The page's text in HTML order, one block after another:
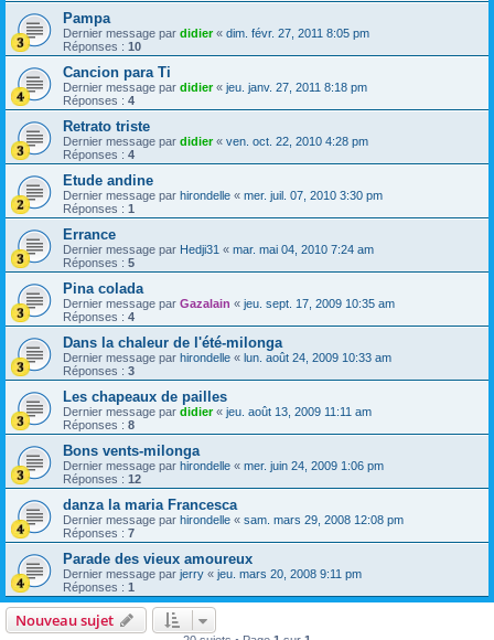
Pampa
Dernier message par didier« dim. févr. 27, 2011 8:05 pm
Réponses : 10
Cancion para Ti
Dernier message par didier« jeu. janv. 27, 2011 8:18 pm
Réponses : 4
Retrato triste
Dernier message par didier« ven. oct. 22, 2010 4:28 pm
Réponses : 4
Etude andine
Dernier message par hirondelle « mer. juil. 07, 2010 3:30 pm
Réponses : 1
Errance
Dernier message par Hedji31 « mar. mai 04, 2010 7:24 am
Réponses : 5
Pina colada
Dernier message par Gazalain « jeu. sept. 17, 2009 10:35 am
Réponses : 4
Dans la chaleur de l'été-milonga
Dernier message par hirondelle « lun. août 24, 2009 10:33 am
Réponses : 3
Les chapeaux de pailles
Dernier message par didier« jeu. août 13, 2009 11:11 am
Réponses : 8
Bons vents-milonga
Dernier message par hirondelle « mer. juin 24, 2009 1:06 pm
Réponses : 12
danza la maria Francesca
Dernier message par hirondelle « sam. mars 29, 2008 12:08 pm
Réponses : 7
Parade des vieux amoureux
Dernier message par jerry « jeu. mars 20, 2008 9:11 pm
Réponses : 1
Nouveau sujet